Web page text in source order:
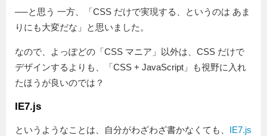
──と思う 一方、「CSS だけで実現する、というのは あま
りにも大変だな」と思いました。
なので、よっぽどの「CSS マニア」以外は、CSS だけで
デザインするよりも、「CSS + JavaScript」も視野に入れ
たほうが良いのでは？
IE7.js
というようなことは、自分がわざわざ書かなくても、 IE7.js